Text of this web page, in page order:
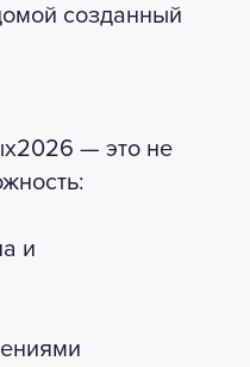
созданный
— это не
и